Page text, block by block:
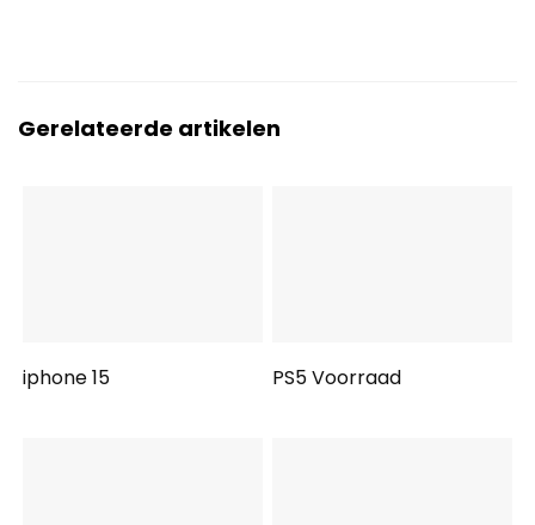
Gerelateerde artikelen
iphone 15 PS5 Voorraad